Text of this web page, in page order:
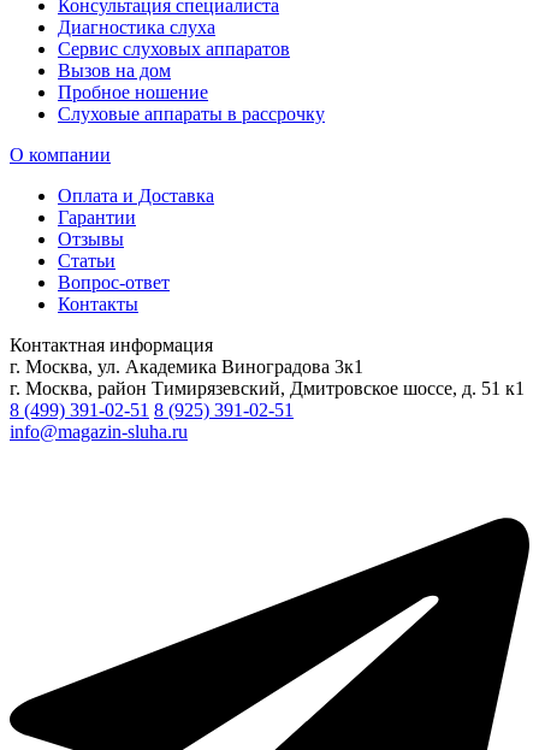
Консультация специалиста
Диагностика слуха
Сервис слуховых аппаратов
Вызов на дом
Пробное ношение
Слуховые аппараты в рассрочку
О компании
Оплата и Доставка
Гарантии
Отзывы
Статьи
Вопрос-ответ
Контакты
Контактная информация
г. Москва, ул. Академика Виноградова 3к1
г. Москва, район Тимирязевский, Дмитровское шоссе, д. 51 к1
8 (499) 391-02-51 8 (925) 391-02-51
info@magazin-sluha.ru